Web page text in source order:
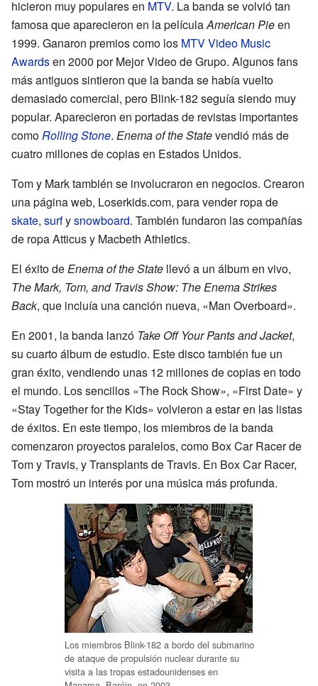
hicieron muy populares en MTV. La banda se volvió tan
famosa que aparecieron en la películaAmerican Pieen
1999. Ganaron premios como los MTV Video Music
Awardsen 2000 por Mejor Video de Grupo. Algunos fans
más antiguos sintieron que la banda se había vuelto
demasiado comercial, pero Blink-182 seguía siendo muy
popular. Aparecieron en portadas de revistas importantes
comoRolling Stone. Enema of the Statevendió más de
cuatro millones de copias en Estados Unidos.
Tom y Mark también se involucraron en negocios. Crearon
una página web, Loserkids.com, para vender ropa de
skate, surfysnowboard. También fundaron las compañías
de ropa Atticus y Macbeth Athletics.
El éxito deEnema of the State llevó a un álbum en vivo,
The Mark, Tom, and Travis Show: The Enema Strikes
Back, que incluía una canción nueva, «Man Overboard».
En 2001, la banda lanzó Take Off Your Pants and Jacket,
su cuarto álbum de estudio. Este disco también fue un
gran éxito, vendiendo unas 12 millones de copias en todo
el mundo. Los sencillos «The Rock Show», «First Date» y
«Stay Together for the Kids» volvieron a estar en las listas
de éxitos. En este tiempo, los miembros de la banda
comenzaron proyectos paralelos, como Box Car Racer de
Tom y Travis, y Transplants de Travis. En Box Car Racer,
Tom mostró un interés por una música más profunda.
Los miembros Blink-182 a bordo del submarino
de ataque de propulsión nuclear durante su
visita a las tropas estadounidenses en